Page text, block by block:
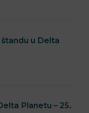
u Delta
Planetu – 25.